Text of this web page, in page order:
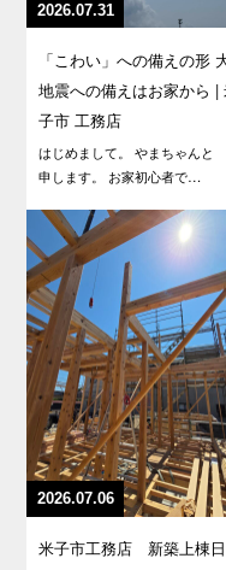
2026.07.31
「こわい」への備えの形
地震への備えはお家から |
子市 工務店
はじめまして。 やまちゃんと
申します。 お家初心者で…
2026.07.06
米子市工務店 新築上棟